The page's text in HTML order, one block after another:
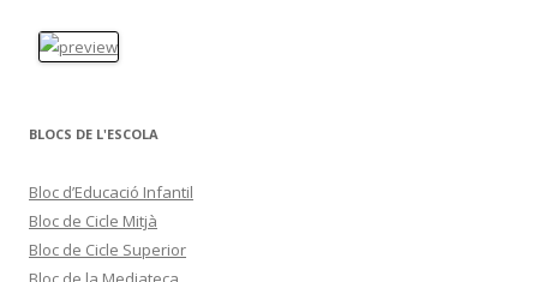
BLOCS DE L'ESCOLA
Bloc d’Educació Infantil
Bloc de Cicle Mitjà
Bloc de Cicle Superior